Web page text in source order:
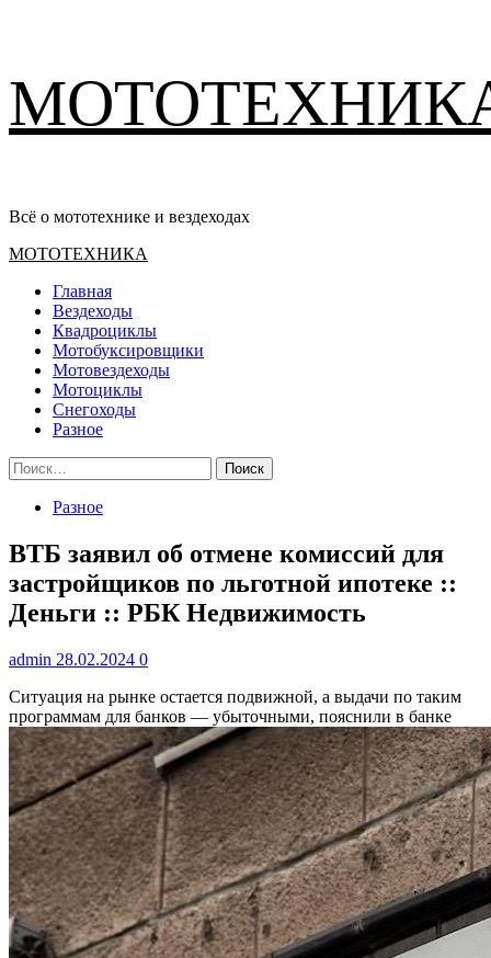
содержимому
Всё о мототехнике и вездеходах
Основное
МОТОТЕХНИКА
Главная
Вездеходы
Квадроциклы
Мотобуксировщики
Мотовездеходы
Мотоциклы
Снегоходы
Разное
Найти:
Разное
ВТБ заявил об отмене комиссий для
застройщиков по льготной ипотеке ::
Деньги :: РБК Недвижимость
admin 28.02.2024 0
Ситуация на рынке остается подвижной, а выдачи по таким
программам для банков — убыточными, пояснили в банке